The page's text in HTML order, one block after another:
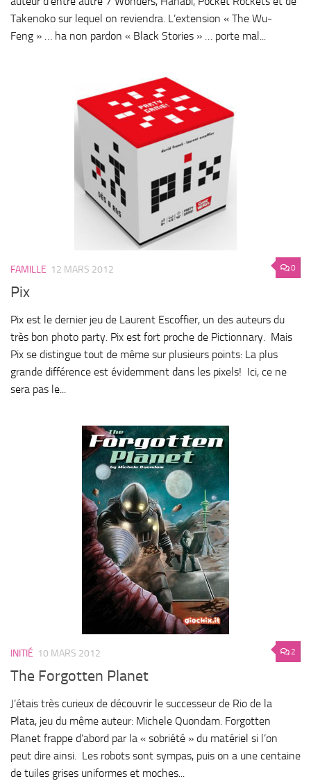
Takenoko sur lequel on reviendra. L’extension « The Wu-
Feng » … ha non pardon « Black Stories » … porte mal...
0
FAMILLE 12 MARS 2012
Pix
Pix est le dernier jeu de Laurent Escoffier, un des auteurs du
très bon photo party. Pix est fort proche de Pictionnary. Mais
Pix se distingue tout de même sur plusieurs points: La plus
grande différence est évidemment dans les pixels! Ici, ce ne
sera pas le...
2
INITIÉ 10 MARS 2012
The Forgotten Planet
J’étais très curieux de découvrir le successeur de Rio de la
Plata, jeu du même auteur: Michele Quondam. Forgotten
Planet frappe d’abord par la « sobriété » du matériel si l’on
peut dire ainsi. Les robots sont sympas, puis on a une centaine
de tuiles grises uniformes et moches...